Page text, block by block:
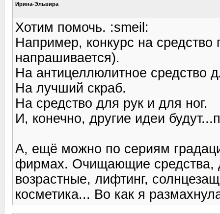
Ирина-Эльвира
Хотим помочь. :smeil:
Например, конкурс на
напрашивается).
На антицеллюлитное средство
На лучший скраб.
На средство для рук и для ног.
И, конечно, другие идеи
А, ещё можно по сериям
фирмах. Очищающие средства,
возрастные, лифтинг,
косметика... Во как я